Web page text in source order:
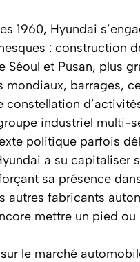
1960, Hyundai
: construction
Séoul et Pusan, plus
mondiaux, barrages,
constellation
industriel multi-
politique parfois
a su capitaliser
sa présence
autres fabricants
mettre un pied ou
le marché